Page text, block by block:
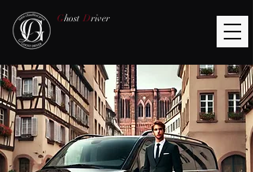
Ghost Driver